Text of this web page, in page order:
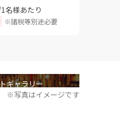
名様あたり
※諸税等別途必要
ギャラリー
※写真はイメージです